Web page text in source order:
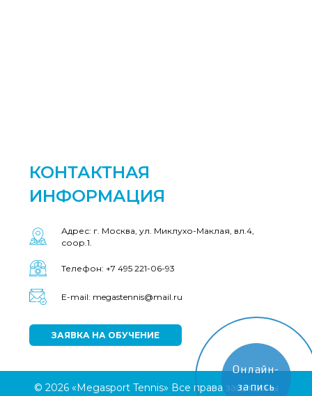
КОНТАКТНАЯ
ИНФОРМАЦИЯ
Адрес: г. Москва, ул. Миклухо-Маклая, вл.4,
соор.1.
Телефон: +7 495 221-06-93
E-mail: megastennis@mail.ru
ЗАЯВКА НА ОБУЧЕНИЕ
© 2026 «Megasport Tennis» Все права защищены
Онлайн-
запись